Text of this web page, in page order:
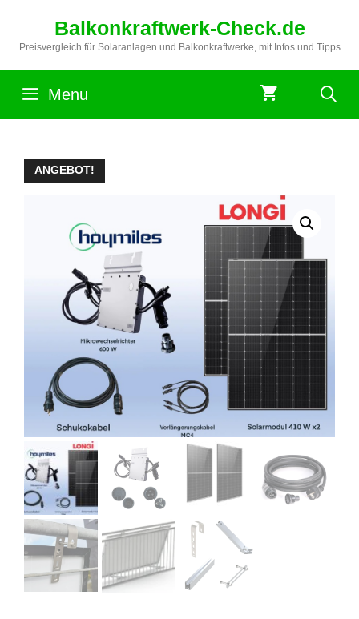
springen
Balkonkraftwerk-Check.de
Preisvergleich für Solaranlagen und Balkonkraftwerke, mit Infos und Tipps
Menu
ANGEBOT!